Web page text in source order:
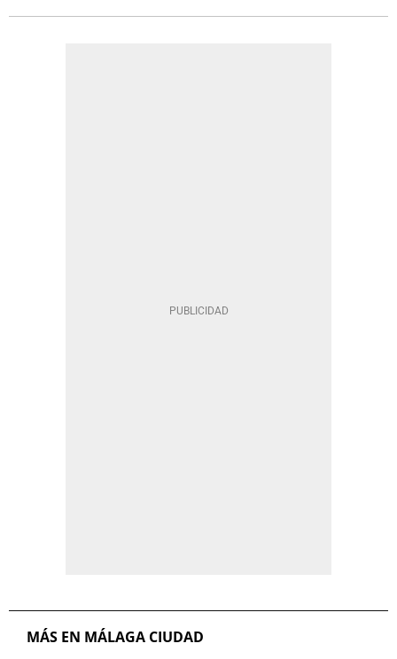
MÁS EN MÁLAGA CIUDAD